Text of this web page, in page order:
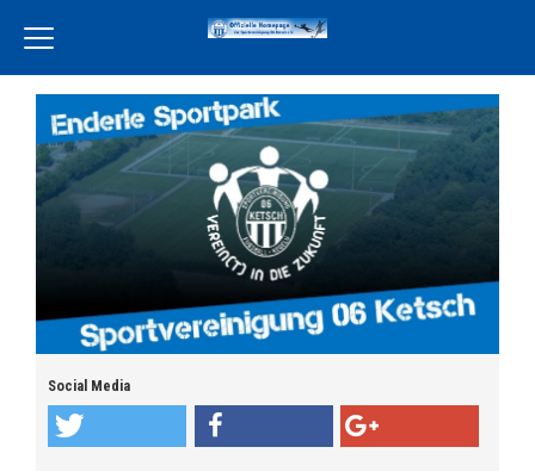
Home
Verein
Leckereien Liebe
Freiwilligendienst
Aktivität
Training
Events
Social Media